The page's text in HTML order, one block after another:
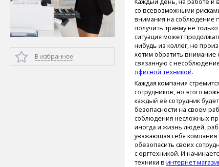
В избранное
со всевозможными
внимания на соблюдение
получить травму не
ситуация может
нибудь из коллег, не
хотим обратить
связанную с
офисной техникой.
Каждая компания
сотрудников, но этого
каждый её сотрудник
безопасности на своем
соблюдения несложных
иногда и жизнь людей,
уважающая себя компания
обезопасить своих
с оргтехникой. И
техники в интернет